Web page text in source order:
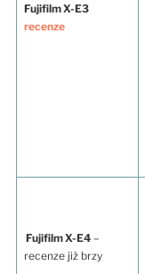
Fujifilm X-E3
recenze
Fujifilm X-E4–
recenze již brzy